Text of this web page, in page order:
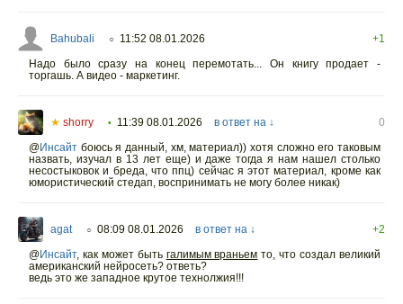
Bahubali ○ 11:52 08.01.2026
+1
Надо было сразу на конец перемотать... Он книгу продает -
торгашь. А видео - маркетинг.
★ shorry • 11:39 08.01.2026 в ответ на ↓
0
@Инсайт боюсь я данный, хм, материал)) хотя сложно его таковым
назвать, изучал в 13 лет еще) и даже тогда я нам нашел столько
несостыковок и бреда, что ппц) сейчас я этот материал, кроме как
юмористический стедап, воспринимать не могу более никак)
agat ○ 08:09 08.01.2026 в ответ на ↓
+2
@Инсайт, как может быть галимым враньем то, что создал великий
американский нейросеть? ответь?
ведь это же западное крутое технолжия!!!